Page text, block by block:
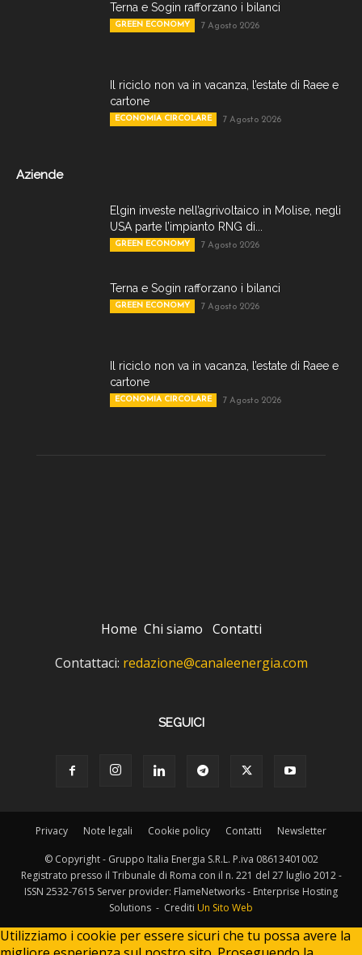
Terna e Sogin rafforzano i bilanci
GREEN ECONOMY 7 Agosto 2026
Il riciclo non va in vacanza, l’estate di Raee e
cartone
ECONOMIA CIRCOLARE 7 Agosto 2026
Aziende
Elgin investe nell’agrivoltaico in Molise, negli
USA parte l’impianto RNG di...
GREEN ECONOMY 7 Agosto 2026
Terna e Sogin rafforzano i bilanci
GREEN ECONOMY 7 Agosto 2026
Il riciclo non va in vacanza, l’estate di Raee e
cartone
ECONOMIA CIRCOLARE 7 Agosto 2026
Home Chi siamo Contatti
Contattaci: redazione@canaleenergia.com
SEGUICI
Privacy Note legali Cookie policy Contatti Newsletter
© Copyright - Gruppo Italia Energia S.R.L. P.iva 08613401002
Registrato presso il Tribunale di Roma con il n. 221 del 27 luglio 2012 -
ISSN 2532-7615 Server provider: FlameNetworks - Enterprise Hosting
Solutions - Crediti Un Sito Web
Utilizziamo i cookie per essere sicuri che tu possa avere la